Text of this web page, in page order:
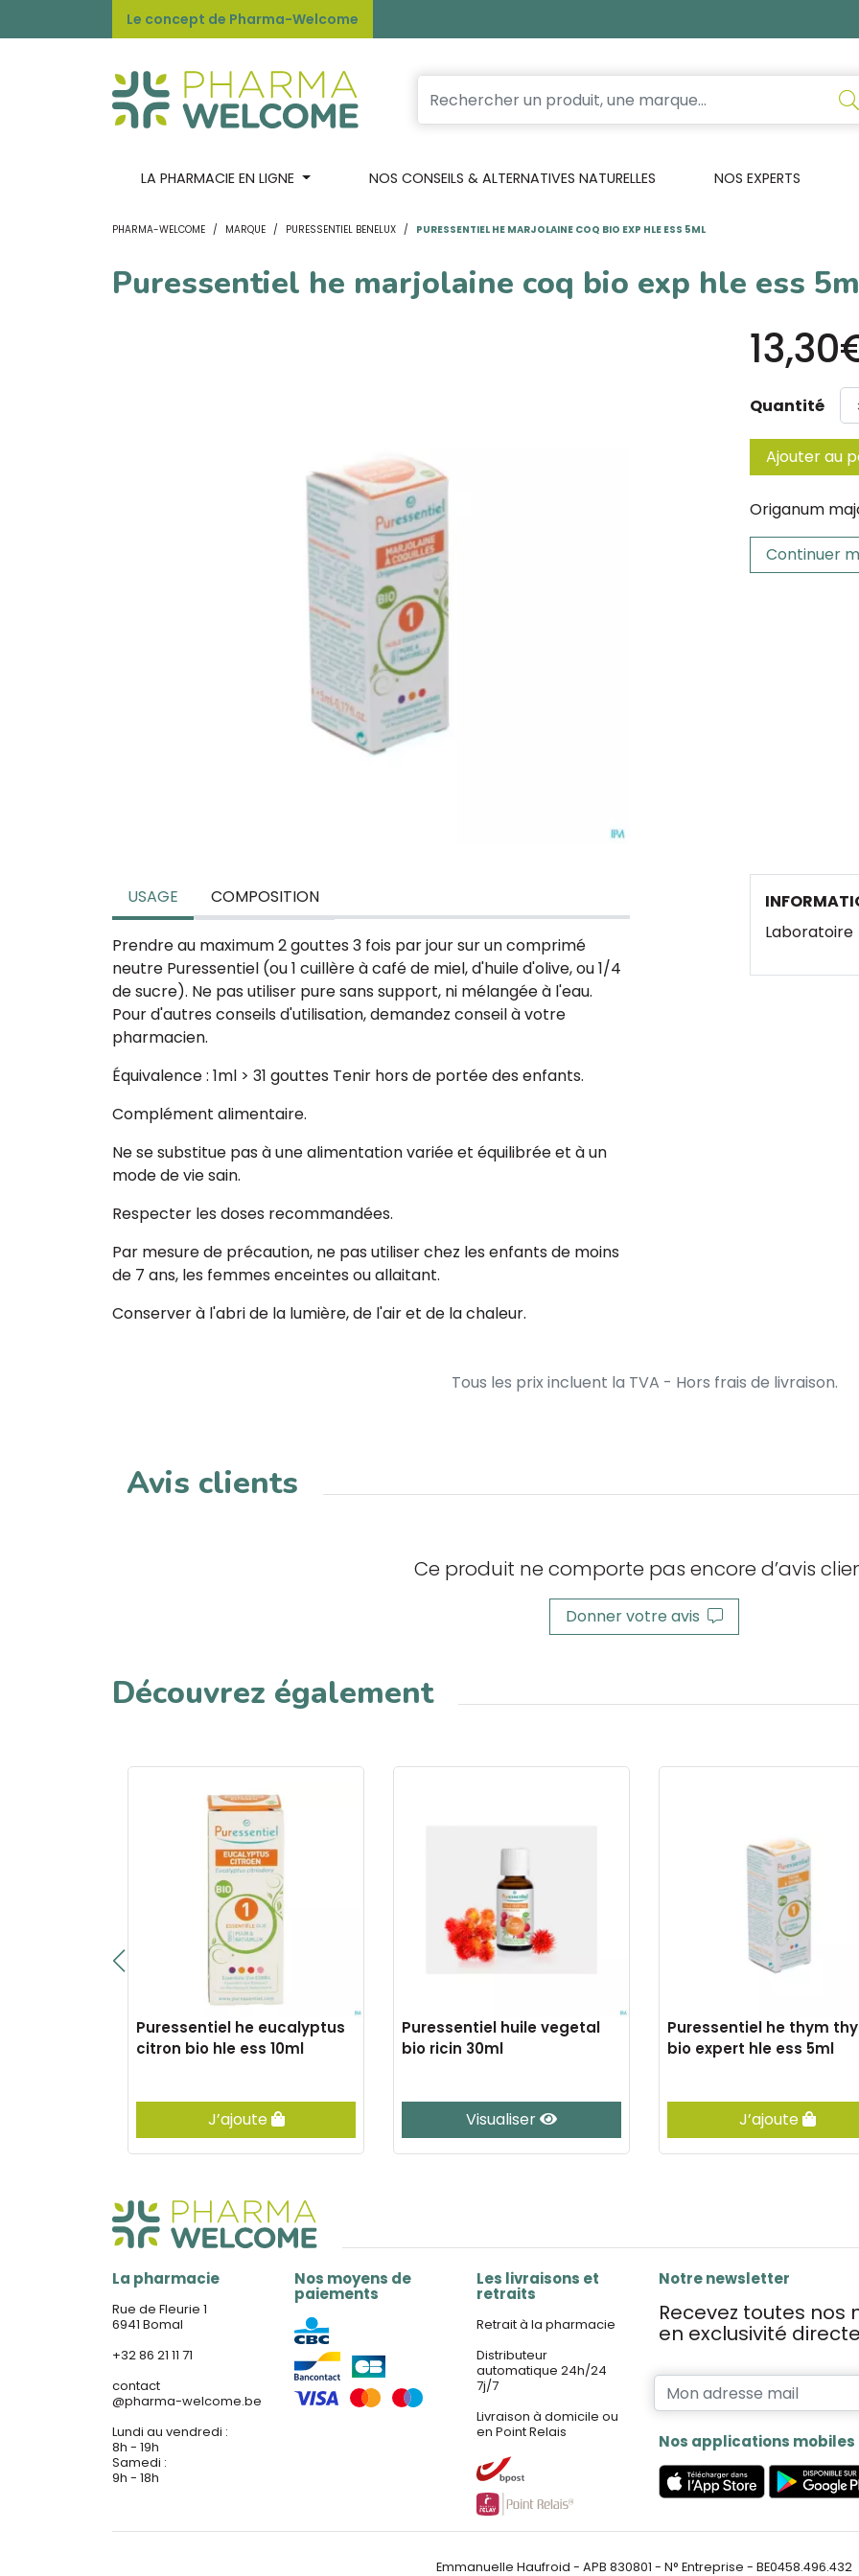
Le concept de Pharma-Welcome
LA PHARMACIE EN LIGNE NOS CONSEILS & ALTERNATIVES NATURELLES NOS EXPERTS
PHARMA-WELCOME MARQUE PURESSENTIEL BENELUX PURESSENTIEL HE MARJOLAINE COQ BIO EXP HLE ESS 5ML
Puressentiel he marjolaine coq bio exp hle ess
Quantité
Ajouter au
Origanum
Continuer
USAGE COMPOSITION
Prendre au maximum 2 gouttes 3 fois par jour sur un comprimé
neutre Puressentiel (ou 1 cuillère à café de miel, d'huile d'olive, ou 1/4
de sucre). Ne pas utiliser pure sans support, ni mélangée à l'eau.
Pour d'autres conseils d'utilisation, demandez conseil à votre
pharmacien.
Équivalence : 1ml > 31 gouttes Tenir hors de portée des enfants.
Complément alimentaire.
Ne se substitue pas à une alimentation variée et équilibrée et à un
mode de vie sain.
Respecter les doses recommandées.
Par mesure de précaution, ne pas utiliser chez les enfants de moins
de 7 ans, les femmes enceintes ou allaitant.
Conserver à l'abri de la lumière, de l'air et de la chaleur.
Laboratoire
Tous les prix incluent la TVA - Hors frais de livraison.
Avis clients
Ce produit ne comporte pas encore d’avis
Donner votre avis
Découvrez également
Puressentiel he eucalyptus
citron bio hle ess 10ml
J’ajoute
Puressentiel huile vegetal
bio ricin 30ml
Visualiser
Puressentiel he thym
bio expert hle ess 5ml
J’ajoute
La pharmacie
Rue de Fleurie 1
6941 Bomal
+32 86 21 11 71
contact
@pharma-welcome.be
Lundi au vendredi :
8h - 19h
Samedi :
9h - 18h
Nos moyens de
paiements
Les livraisons et
retraits
Retrait à la pharmacie
Distributeur
automatique 24h/24
7j/7
Livraison à domicile ou
en Point Relais
Notre newsletter
Recevez toutes
en exclusivité
Nos applications mobiles
Emmanuelle Haufroid - APB 830801 - N° Entreprise - BE0458.496.432